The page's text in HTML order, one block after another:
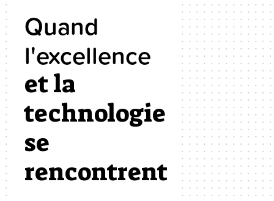
Quand
l'excellence
et la
technologie
se
rencontrent